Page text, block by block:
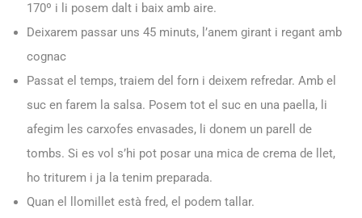
170º i li posem dalt i baix amb aire.
Deixarem passar uns 45 minuts, l’anem girant i regant amb
cognac
Passat el temps, traiem del forn i deixem refredar. Amb el
suc en farem la salsa. Posem tot el suc en una paella, li
afegim les carxofes envasades, li donem un parell de
tombs. Si es vol s’hi pot posar una mica de crema de llet,
ho triturem i ja la tenim preparada.
Quan el llomillet està fred, el podem tallar.